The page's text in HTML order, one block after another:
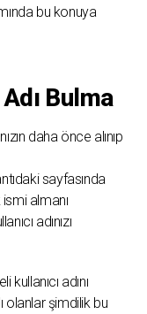
bu konuya
Bulma
daha önce alınıp
sayfasında
ismi almanı
adınızı
adını
olanlar şimdilik bu